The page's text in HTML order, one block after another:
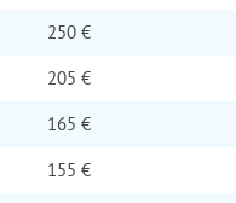
250 €
205 €
165 €
155 €